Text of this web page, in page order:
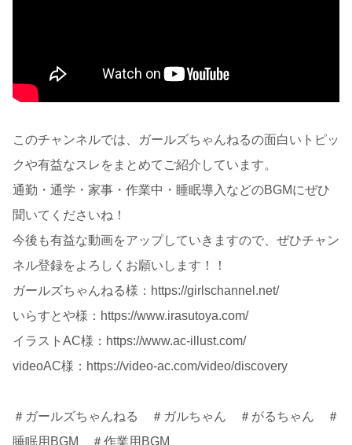
このチャンネルでは、ガールズちゃんねるの面白いトピッ
クや有益なスレをまとめてご紹介しています。
通勤・通学・家事・作業中・睡眠導入などのBGMにぜひ
聞いてくださいね！
今後も有益な動画をアップしていきますので、ぜひチャン
ネル登録をよろしくお願いします！！
ガールズちゃんねる様：https://girlschannel.net/
いらすとや様：https://www.irasutoya.com/
イラストAC様：https://www.ac-illust.com/
videoAC様：https://video-ac.com/video/discovery
＃ガールズちゃんねる ＃ガルちゃん ＃がるちゃん ＃
睡眠用BGM ＃作業用BGM